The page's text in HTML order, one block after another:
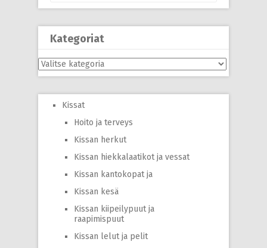
Kategoriat
Kategoriat
Kissat
Hoito ja terveys
Kissan herkut
Kissan hiekkalaatikot ja vessat
Kissan kantokopat ja
Kissan kesä
Kissan kiipeilypuut ja
raapimispuut
Kissan lelut ja pelit